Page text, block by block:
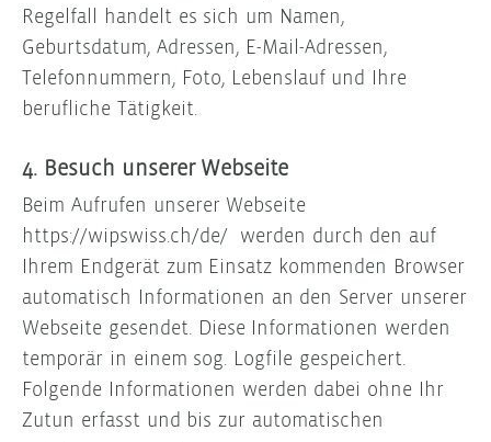
Regelfall handelt es sich um Namen,
Geburtsdatum, Adressen, E-Mail-Adressen,
Telefonnummern, Foto, Lebenslauf und Ihre
berufliche Tätigkeit.
4. Besuch unserer Webseite
Beim Aufrufen unserer Webseite
https://wipswiss.ch/de/ werden durch den auf
Ihrem Endgerät zum Einsatz kommenden Browser
automatisch Informationen an den Server unserer
Webseite gesendet. Diese Informationen werden
temporär in einem sog. Logfile gespeichert.
Folgende Informationen werden dabei ohne Ihr
Zutun erfasst und bis zur automatischen